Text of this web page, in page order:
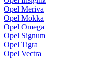
Opel Meriva
Opel Mokka
Opel Omega
Opel Signum
Opel Tigra
Opel Vectra